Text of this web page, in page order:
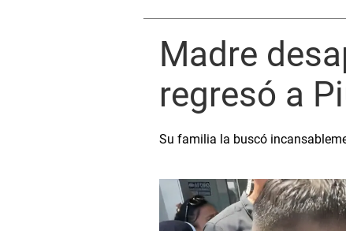
Madre
regresó a
Su familia la buscó